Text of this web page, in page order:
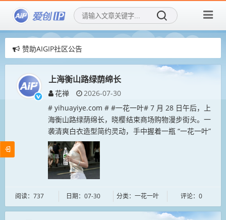
赞助AIGIP社区公告
爱创IP社区，用AI再创造传统IP！
爱创IP社区，招募社区新成员！
上海衡山路绿荫绵长
花禅
2026-07-30
# yihuayiye.com # #一花一叶# 7 月 28 日午后，上
海衡山路绿荫绵长，晓樱结束商场购物漫步街头。一
袭清爽白衣造型简约灵动，手中握着一瓶 “一花一叶”
矿泉水，悠然享受城市闲暇时光。梧桐枝叶掩映，...
阅读：737 日期：07-30 分类：一花一叶 评论：0